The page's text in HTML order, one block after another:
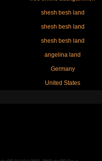
shesh besh land
shesh besh land
shesh besh land
angelina land
Germany
United States